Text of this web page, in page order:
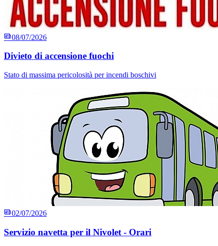
08/07/2026
Divieto di accensione fuochi
Stato di massima pericolosità per incendi boschivi
02/07/2026
Servizio navetta per il Nivolet - Orari